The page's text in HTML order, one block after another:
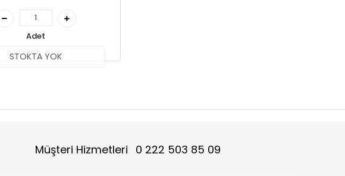
Adet
STOKTA YOK
Müşteri Hizmetleri 0 222 503 85 09